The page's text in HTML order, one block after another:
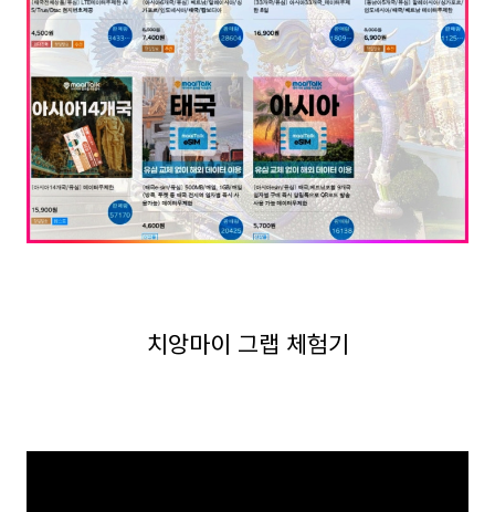
치앙마이 그랩 체험기